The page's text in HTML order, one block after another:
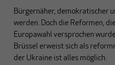
Bürgernäher, demokratischer
werden. Doch die Reformen,
Europawahl versprochen
Brüssel erweist sich als
der Ukraine ist alles möglich.